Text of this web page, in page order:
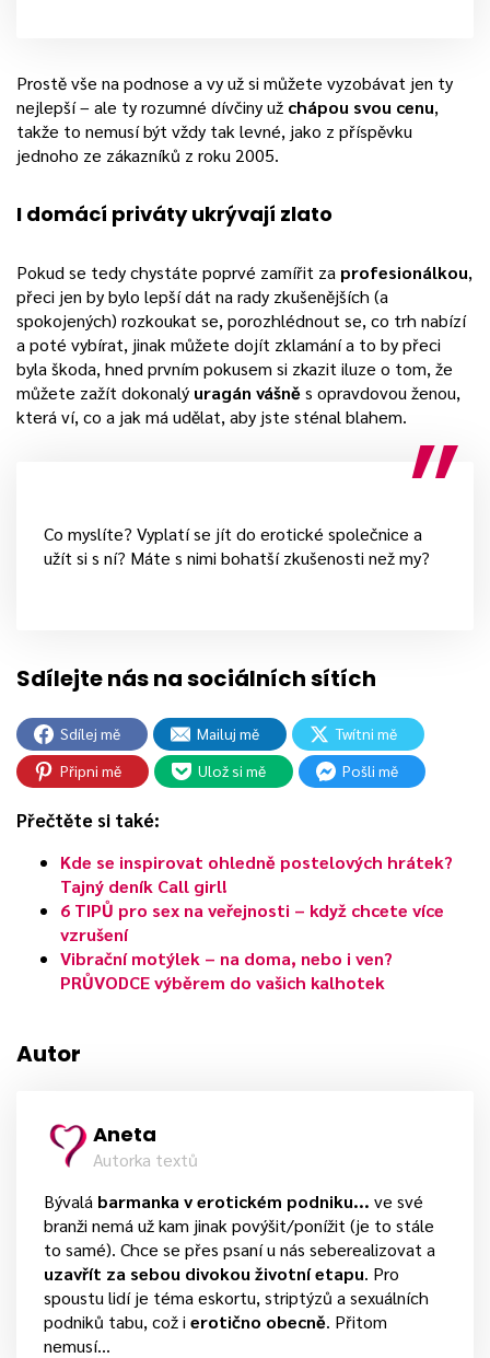
Prostě vše na podnose a vy už si můžete vyzobávat jen ty
nejlepší – ale ty rozumné dívčiny už chápou svou cenu,
takže to nemusí být vždy tak levné, jako z příspěvku
jednoho ze zákazníků z roku 2005.
I domácí priváty ukrývají zlato
Pokud se tedy chystáte poprvé zamířit za profesionálkou,
přeci jen by bylo lepší dát na rady zkušenějších (a
spokojených) rozkoukat se, porozhlédnout se, co trh nabízí
a poté vybírat, jinak můžete dojít zklamání a to by přeci
byla škoda, hned prvním pokusem si zkazit iluze o tom, že
můžete zažít dokonalý uragán vášněs opravdovou ženou,
která ví, co a jak má udělat, aby jste sténal blahem.
Co myslíte? Vyplatí se jít do erotické společnice a
užít si s ní? Máte s nimi bohatší zkušenosti než my?
Sdílej mě Mailuj mě
Twítni mě
Připni mě
Ulož si mě Pošli mě
Přečtěte si také:
Kde se inspirovat ohledně postelových hrátek?
Tajný deník Call girl!
6 TIPŮ pro sex na veřejnosti – když chcete více
vzrušení
Vibrační motýlek – na doma, nebo i ven?
PRŮVODCE výběrem do vašich kalhotek
Autor
Aneta
Autorka textů
Bývalá barmanka v erotickém podniku... ve své
branži nemá už kam jinak povýšit/ponížit (je to stále
to samé). Chce se přes psaní u nás seberealizovat a
uzavřít za sebou divokou životní etapu. Pro
spoustu lidí je téma eskortu, striptýzů a sexuálních
podniků tabu, což i erotično obecně. Přitom
nemusí...